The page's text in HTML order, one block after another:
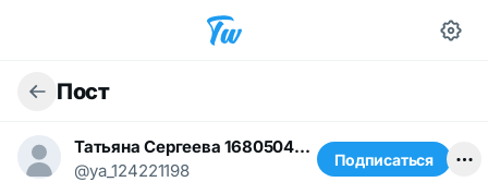
Пост
Татьяна Сергеева 1680504858
@ya_124221198
Подписаться